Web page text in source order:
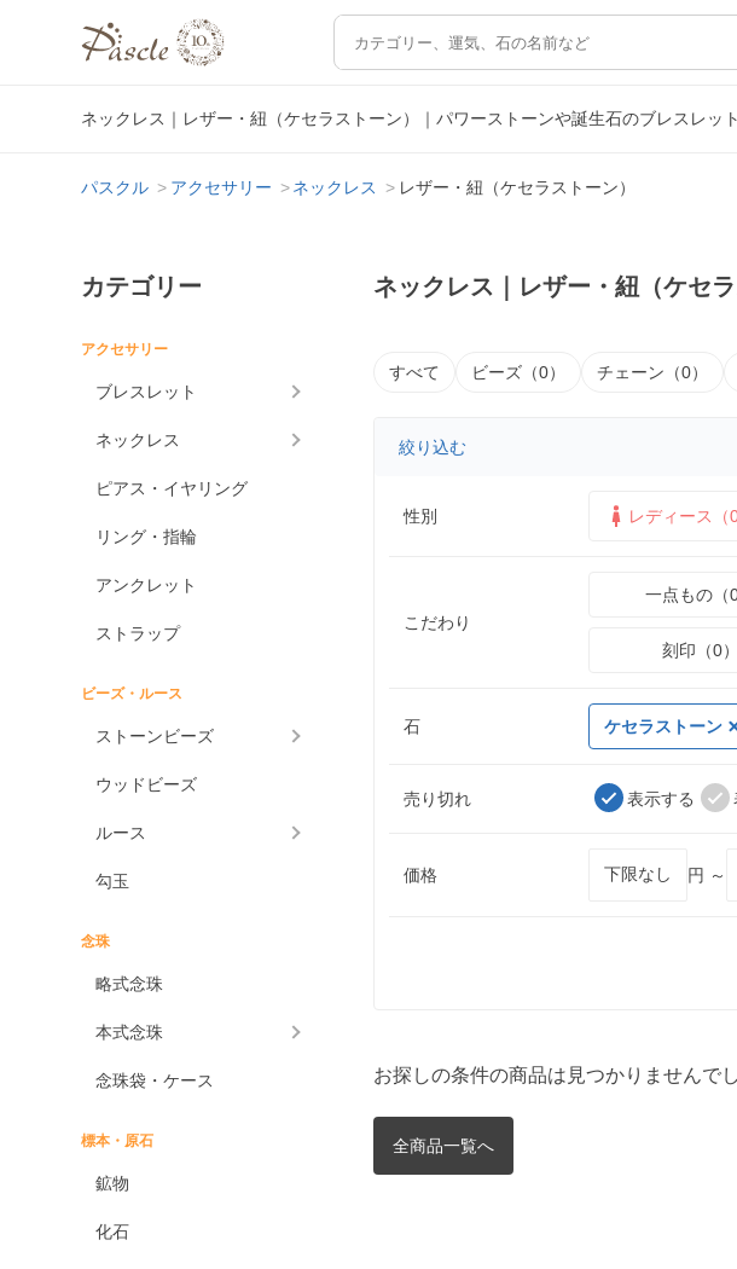
ネックレス｜レザー・紐（ケセラストーン）｜パワーストーンや誕生石のブレスレッ
パスクル アクセサリー ネックレス レザー・紐（ケセラストーン）
カテゴリー
アクセサリー
ブレスレット
ネックレス
ピアス・イヤリング
リング・指輪
アンクレット
ストラップ
ビーズ・ルース
ストーンビーズ
ウッドビーズ
ルース
勾玉
念珠
略式念珠
本式念珠
念珠袋・ケース
標本・原石
鉱物
化石
ネックレス｜レザー・紐（ケセラ
すべて ビーズ（0） チェーン（0）
絞り込む
性別 レディース（0
こだわり
一点もの（0
刻印（0）
石 ケセラストーン
売り切れ 表示する
価格 円 ～
お探しの条件の商品は見つかりませんで
全商品一覧へ